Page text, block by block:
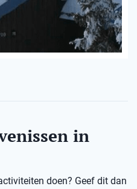
in
doen? Geef dit dan